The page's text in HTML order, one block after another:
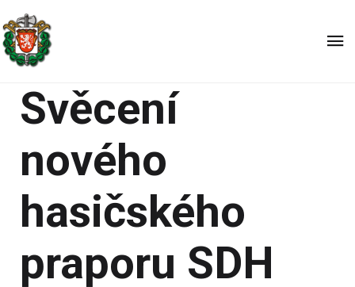
Svěcení
nového
hasičského
praporu SDH